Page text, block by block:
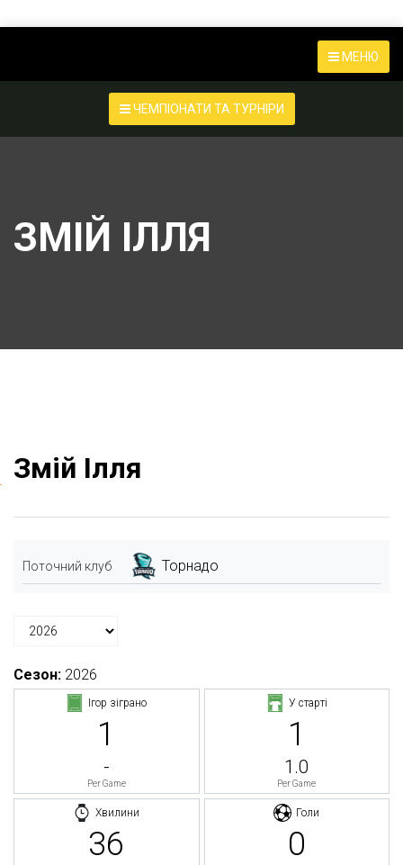
МЕНЮ
ЧЕМПІОНАТИ ТА ТУРНІРИ
ЗМІЙ ІЛЛЯ
Змій Ілля
Поточний клуб Торнадо
Сезон: 2026
Ігор зіграно
1
-
Per Game
У старті
1
1.0
Per Game
Хвилини
36
Голи
0